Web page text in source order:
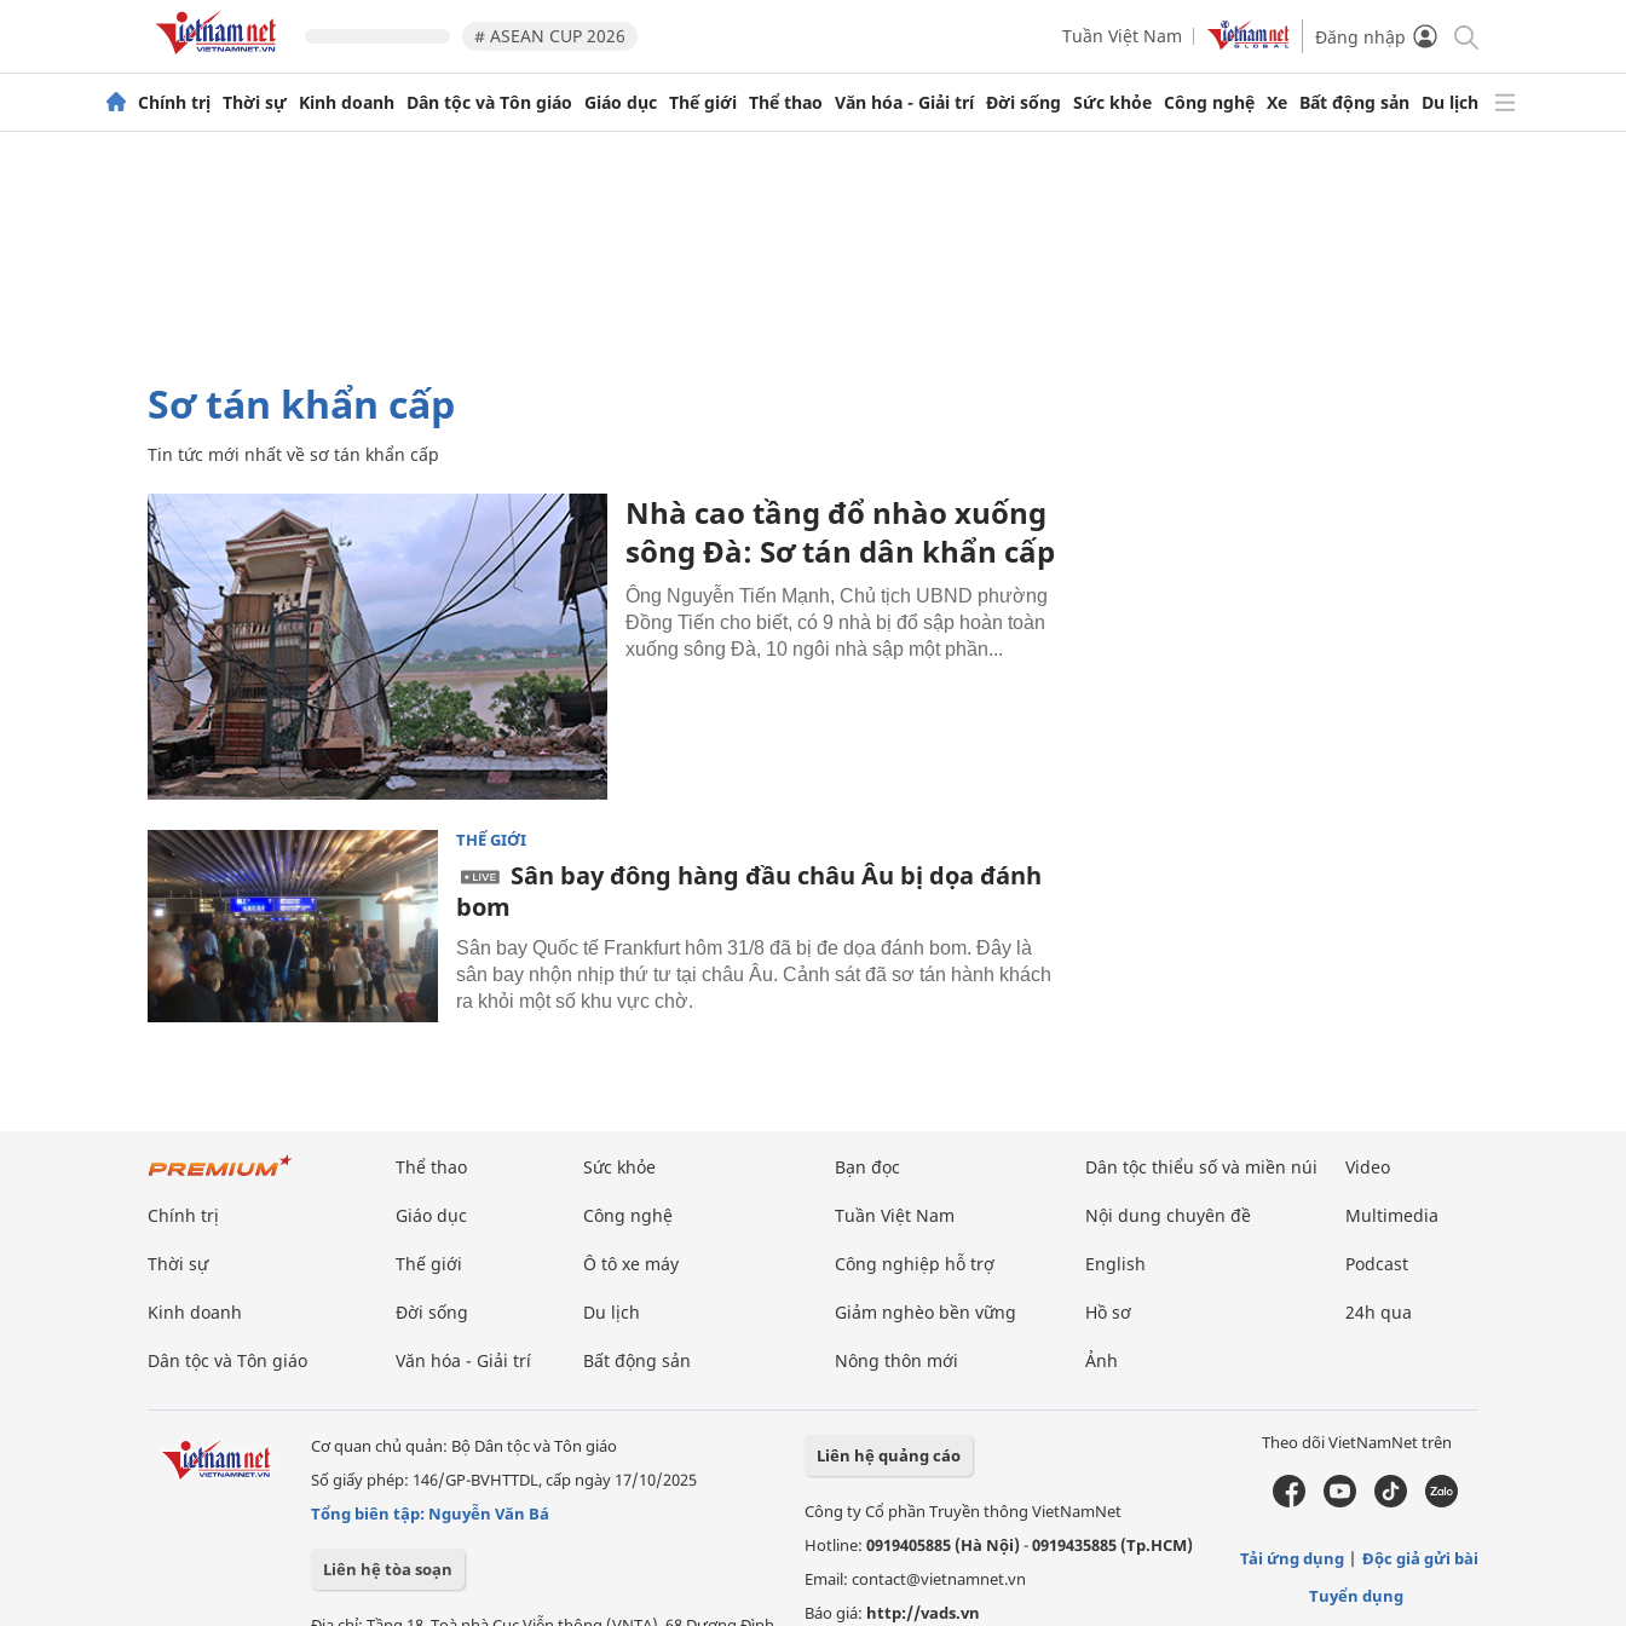
# ASEAN CUP 2026 Tuần Việt Nam Đăng nhập
Chính trị Thời sự Kinh doanh Dân tộc và Tôn giáo Giáo dục Thế giới Thể thao Văn hóa - Giải trí Đời sống Sức khỏe Công nghệ Xe Bất động sản Du lịch
sơ tán khẩn cấp
Tin tức mới nhất về sơ tán khẩn cấp
Nhà cao tầng đổ nhào xuống
sông Đà: Sơ tán dân khẩn cấp
Ông Nguyễn Tiến Mạnh, Chủ tịch UBND phường
Đồng Tiến cho biết, có 9 nhà bị đổ sập hoàn toàn
xuống sông Đà, 10 ngôi nhà sập một phần...
THẾ GIỚI
Sân bay đông hàng đầu châu Âu bị dọa đánh
bom
Sân bay Quốc tế Frankfurt hôm 31/8 đã bị đe dọa đánh bom. Đây là
sân bay nhộn nhịp thứ tư tại châu Âu. Cảnh sát đã sơ tán hành khách
ra khỏi một số khu vực chờ.
Chính trị
Thời sự
Kinh doanh
Dân tộc và Tôn giáo
Thể thao
Giáo dục
Thế giới
Đời sống
Văn hóa - Giải trí
Sức khỏe
Công nghệ
Ô tô xe máy
Du lịch
Bất động sản
Bạn đọc
Tuần Việt Nam
Công nghiệp hỗ trợ
Giảm nghèo bền vững
Nông thôn mới
Dân tộc thiểu số và miền núi
Nội dung chuyên đề
English
Hồ sơ
Ảnh
Video
Multimedia
Podcast
24h qua
Cơ quan chủ quản: Bộ Dân tộc và Tôn giáo
Số giấy phép: 146/GP-BVHTTDL, cấp ngày 17/10/2025
Tổng biên tập: Nguyễn Văn Bá
Liên hệ tòa soạn
Liên hệ quảng cáo
Công ty Cổ phần Truyền thông VietNamNet
Hotline: 0919405885 (Hà Nội)-0919435885 (Tp.HCM)
Email: contact@vietnamnet.vn
Báo giá: http://vads.vn
Theo dõi VietNamNet trên
Tải ứng dụng
Độc giả gửi bài
Tuyển dụng